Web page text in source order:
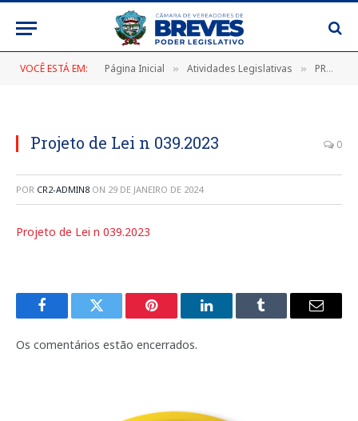
VOCÊ ESTÁ EM: Página Inicial » Atividades Legislativas » PROJETO DE LEI Nº 039/2023, DE 26 DE MAIO DE 2023 (Assegura no município de Breves-PA a vacinação diferenciada domiciliar às pessoas com deficiência motora incapacitante)
Projeto de Lei n 039.2023 0
POR CR2-ADMIN8 ON 29 DE JANEIRO DE 2024
Projeto de Lei n 039.2023
FacebookTwitter Pinterest LinkedInTumblr
E-
Os comentários estão encerrados.